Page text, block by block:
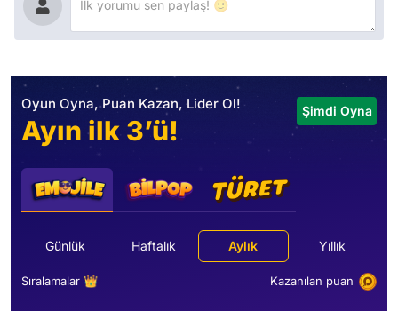
Oyun Oyna, Puan Kazan, Lider Ol!
Ayın ilk 3’ü!
Şimdi Oyna
Günlük Haftalık Aylık Yıllık
Sıralamalar 👑 Kazanılan puan